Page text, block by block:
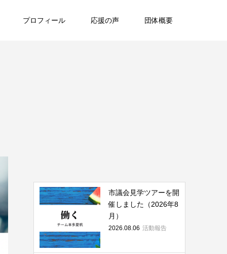
プロフィール 応援の声 団体概要
市議会見学ツアーを開
催しました（2026年8
月）
2026.08.06 活動報告